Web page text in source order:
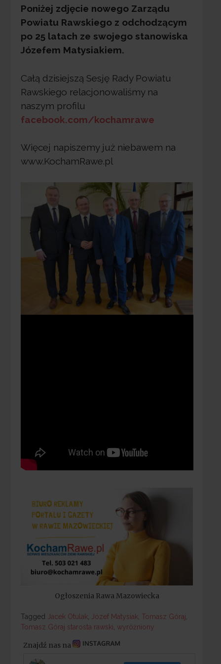
Poniżej zdjęcie nowego Zarządu
Powiatu Rawskiego z odchodzącym
po 25 latach ze swojego stanowiska
Józefem Matysiakiem.
Całą dzisiejszą Sesję Rady Powiatu
Rawskiego relacjonowaliśmy na
naszym profilu
facebook.com/kochamrawe
Więcej napiszemy już niebawem na
www.KochamRawe.pl
Ogłoszenia Rawa Mazowiecka
Tagged
Tagged Jacek Otulak, Józef Matysiak, Tomasz Góraj
Tomasz Góraj starosta rawski wyróżniony
Znajdź nas na